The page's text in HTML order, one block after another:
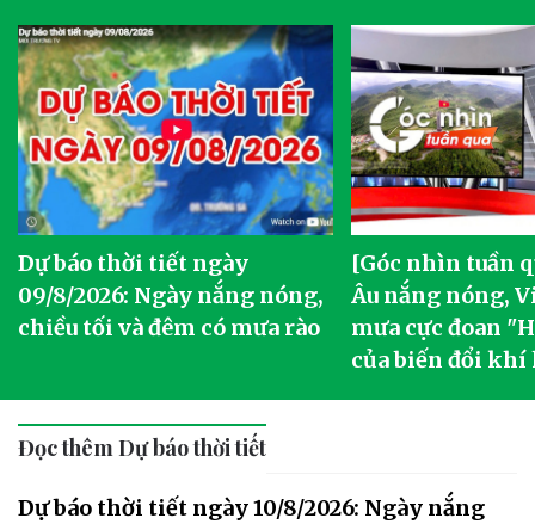
Dự báo thời tiết ngày
09/8/2026: Ngày nắng nóng,
chiều tối và đêm có mưa rào
[Góc nhìn tuần
Âu nắng nóng,
mưa cực đoan
của biến đổi khí
Đọc thêm Dự báo thời tiết
Dự báo thời tiết ngày 10/8/2026: Ngày nắng